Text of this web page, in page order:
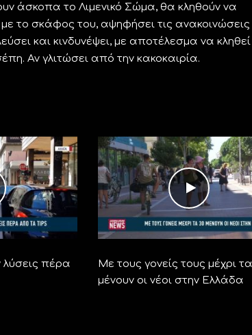
άσκοπα το Λιμενικό Σώμα, θα κληθούν να
το σκάφος του, αψηφήσει τις ανακοινώσεις
και κινδυνέψει, με αποτέλεσμα να κληθεί
Αν γλιτώσει από την κακοκαιρία.
λύσεις πέρα
Με τους γονείς τους μέχρι
μένουν οι νέοι στην Ελλάδα